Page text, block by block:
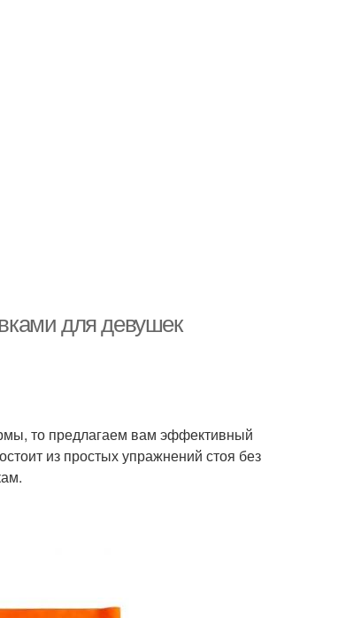
для девушек
то предлагаем вам эффективный
из простых упражнений стоя без